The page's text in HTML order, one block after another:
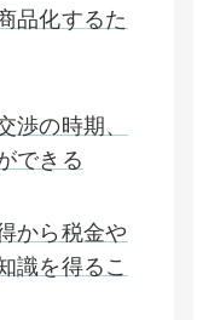
品化するた
の時期、
できる
から税金や
識を得るこ